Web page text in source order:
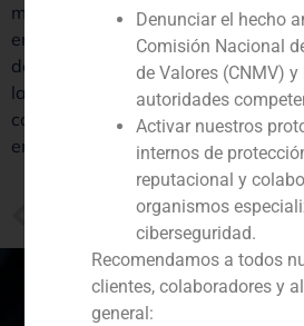
mayor fabricante de torres eólicas
entrada de CS Wind forma parte
de ASM, tal y como señala Adelino
la compañía “un paso estratégico
continuar nuestro camino de
en una industria muy desafiante y
GBS Finance asesora a Tankiac en la venta a Global Dominion
Denunciar el hecho
Comisión Nacional
de Valores (CNMV) y
autoridades
Activar nuestros
internos de
reputacional y
organismos
ciberseguridad.
Recomendamos a todos
clientes, colaboradores y
general: